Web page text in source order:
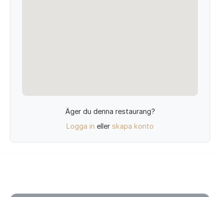
Äger du denna restaurang?
Logga in eller skapa konto